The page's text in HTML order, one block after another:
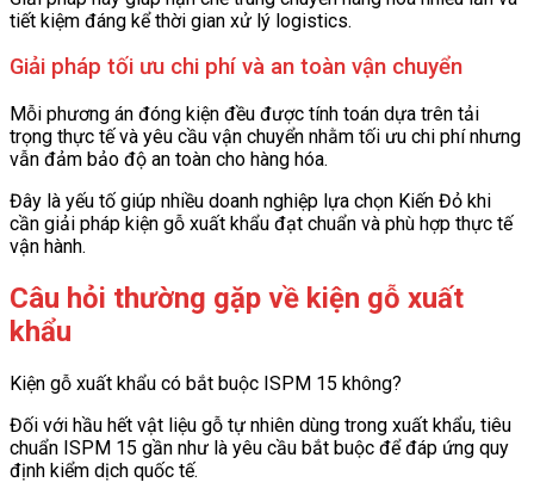
tiết kiệm đáng kể thời gian xử lý logistics.
Giải pháp tối ưu chi phí và an toàn vận chuyển
Mỗi phương án đóng kiện đều được tính toán dựa trên tải
trọng thực tế và yêu cầu vận chuyển nhằm tối ưu chi phí nhưng
vẫn đảm bảo độ an toàn cho hàng hóa.
Đây là yếu tố giúp nhiều doanh nghiệp lựa chọn Kiến Đỏ khi
cần giải pháp kiện gỗ xuất khẩu đạt chuẩn và phù hợp thực tế
vận hành.
Câu hỏi thường gặp về kiện gỗ xuất
khẩu
Kiện gỗ xuất khẩu có bắt buộc ISPM 15 không?
Đối với hầu hết vật liệu gỗ tự nhiên dùng trong xuất khẩu, tiêu
chuẩn ISPM 15 gần như là yêu cầu bắt buộc để đáp ứng quy
định kiểm dịch quốc tế.